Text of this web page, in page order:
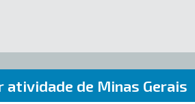
atividade de Minas Gerais